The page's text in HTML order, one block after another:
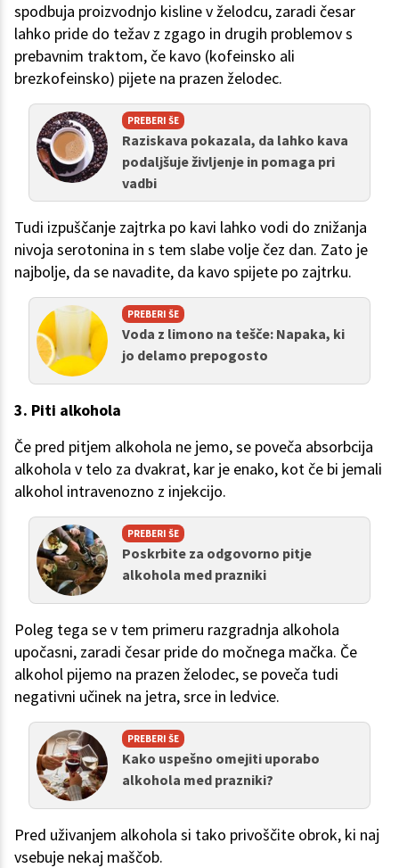
spodbuja proizvodnjo kisline v želodcu, zaradi česar
lahko pride do težav z zgago in drugih problemov s
prebavnim traktom, če kavo (kofeinsko ali
brezkofeinsko) pijete na prazen želodec.
PREBERI ŠE
Raziskava pokazala, da lahko kava
podaljšuje življenje in pomaga pri
vadbi
Tudi izpuščanje zajtrka po kavi lahko vodi do znižanja
nivoja serotonina in s tem slabe volje čez dan. Zato je
najbolje, da se navadite, da kavo spijete po zajtrku.
PREBERI ŠE
Voda z limono na tešče: Napaka, ki
jo delamo prepogosto
3. Piti alkohola
Če pred pitjem alkohola ne jemo, se poveča absorbcija
alkohola v telo za dvakrat, kar je enako, kot če bi jemali
alkohol intravenozno z injekcijo.
PREBERI ŠE
Poskrbite za odgovorno pitje
alkohola med prazniki
Poleg tega se v tem primeru razgradnja alkohola
upočasni, zaradi česar pride do močnega mačka. Če
alkohol pijemo na prazen želodec, se poveča tudi
negativni učinek na jetra, srce in ledvice.
PREBERI ŠE
Kako uspešno omejiti uporabo
alkohola med prazniki?
Pred uživanjem alkohola si tako privoščite obrok, ki naj
vsebuje nekaj maščob.